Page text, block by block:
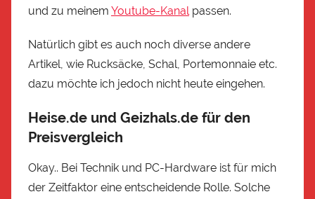
und zu meinem Youtube-Kanalpassen.
Natürlich gibt es auch noch diverse andere
Artikel, wie Rucksäcke, Schal, Portemonnaie etc.
dazu möchte ich jedoch nicht heute eingehen.
Heise.de und Geizhals.de für den
Preisvergleich
Okay.. Bei Technik und PC-Hardware ist für mich
der Zeitfaktor eine entscheidende Rolle. Solche